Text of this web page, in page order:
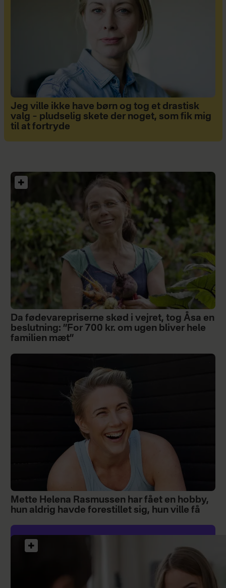
Jeg ville ikke have børn og tog et drastisk
valg – pludselig skete der noget, som fik mig
til at fortryde
Da fødevarepriserne skød i vejret, tog Åsa en
beslutning: ”For 700 kr. om ugen bliver hele
familien mæt”
Mette Helena Rasmussen har fået en hobby,
hun aldrig havde forestillet sig, hun ville få